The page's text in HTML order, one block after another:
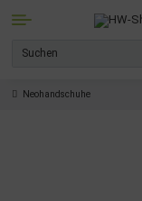
Neohandschuhe